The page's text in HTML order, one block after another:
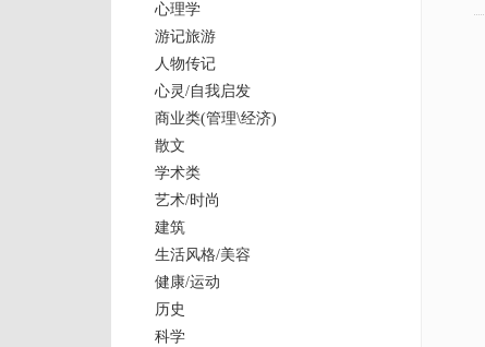
心理学
游记旅游
人物传记
心灵/自我启发
商业类(管理\经济)
散文
学术类
艺术/时尚
建筑
生活风格/美容
健康/运动
历史
科学